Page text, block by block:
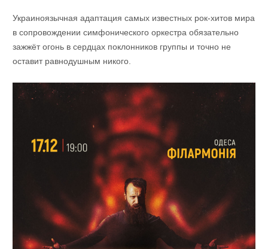
Украиноязычная адаптация самых известных рок-хитов мира
в сопровождении симфонического оркестра обязательно
зажжёт огонь в сердцах поклонников группы и точно не
оставит равнодушным никого.